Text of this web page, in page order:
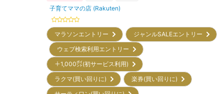
子育てママの店 (Rakuten)
マラソンエントリー
ジャンルSALEエントリー
ウェブ検索利用エントリー
＋1,000㌽(初サービス利用)
ラクマ(買い回りに)
楽券(買い回りに)